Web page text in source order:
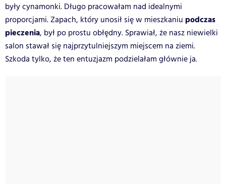
były cynamonki. Długo pracowałam nad idealnymi
proporcjami. Zapach, który unosił się w mieszkaniu podczas
pieczenia, był po prostu obłędny. Sprawiał, że nasz niewielki
salon stawał się najprzytulniejszym miejscem na ziemi.
Szkoda tylko, że ten entuzjazm podzielałam głównie ja.